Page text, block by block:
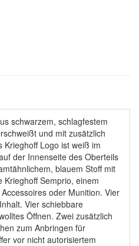
schwarzem, schlagfestem
und mit zusätzlich
Krieghoff Logo ist weiß im
der Innenseite des Oberteils
blauem Stoff mit
Semprio, einem
oder Munition. Vier
Vier schiebbare
Öffnen. Zwei zusätzlich
zum Anbringen für
vor nicht autorisiertem